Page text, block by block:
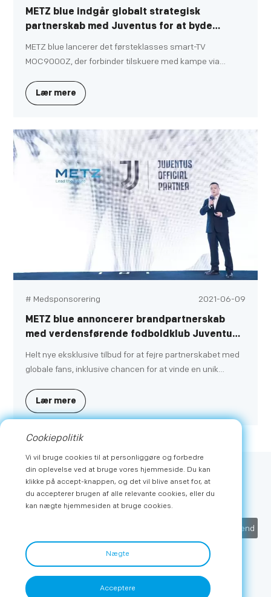
METZ blue indgår globalt strategisk
partnerskab med Juventus for at byde
METZ blue lancerer det førsteklasses smart-TV
MOC9000Z, der forbinder tilskuere med kampe via
Lær mere
# Medsponsorering 2021-06-09
METZ blue annoncerer brandpartnerskab
med verdensførende fodboldklub Juventus
Helt nye eksklusive tilbud for at fejre partnerskabet med
globale fans, inklusive chancen for at vinde en unik
Lær mere
Se mere
Abonner
Få de seneste nyheder og eksklusive tilbud fra METZ
Indsend
Cookiepolitik
Vi vil bruge cookies til at personliggøre og forbedre
din oplevelse ved at bruge vores hjemmeside. Du kan
klikke på accept-knappen, og det vil blive anset for, at
du accepterer brugen af alle relevante cookies, eller du
kan nægte hjemmesiden at bruge cookies.
Nægte
Acceptere